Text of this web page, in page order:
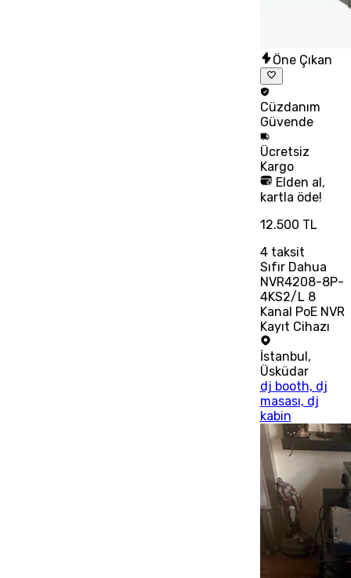
Öne Çıkan
Cüzdanım
Güvende
Ücretsiz
Kargo
Elden al,
kartla öde!
12.500 TL
4taksit
Sıfır Dahua
NVR4208-8P-
4KS2/L 8
Kanal PoE NVR
Kayıt Cihazı
İstanbul,
Üsküdar
dj booth, dj
masası, dj
kabin